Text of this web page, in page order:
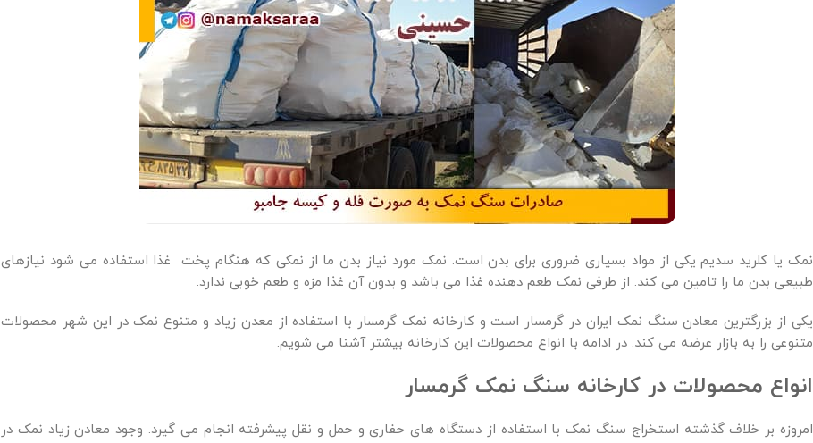
نمک یا کلرید سدیم یکی از مواد بسیاری ضروری برای بدن است. نمک مورد نیاز بدن ما از نمکی که هنگام پخت غذا استفاده می شود نیازهای
طبیعی بدن ما را تامین می کند. از طرفی نمک طعم دهنده غذا می باشد و بدون آن غذا مزه و طعم خوبی ندارد.
یکی از بزرگترین معادن سنگ نمک ایران در گرمسار است و کارخانه نمک گرمسار با استفاده از معدن زیاد و متنوع نمک در این شهر محصولات
متنوعی را به بازار عرضه می کند. در ادامه با انواع محصولات این کارخانه بیشتر آشنا می شویم.
انواع محصولات در کارخانه سنگ نمک گرمسار
امروزه بر خلاف گذشته استخراج سنگ نمک با استفاده از دستگاه های حفاری و حمل و نقل پیشرفته انجام می گیرد. وجود معادن زیاد نمک در